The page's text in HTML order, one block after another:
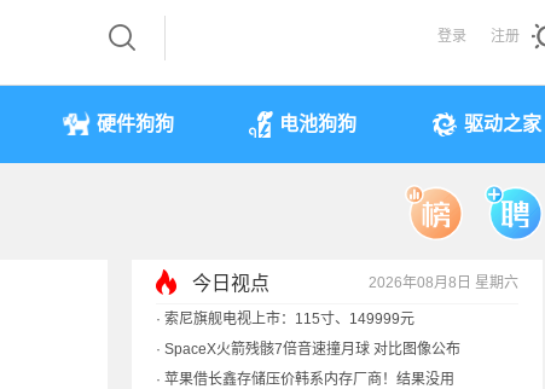
登录 注册
硬件狗狗 电池狗狗 驱动之家
今日视点 2026年08月8日 星期六
· 索尼旗舰电视上市：115寸、149999元
· SpaceX火箭残骸7倍音速撞月球 对比图像公布
· 苹果借长鑫存储压价韩系内存厂商！结果没用